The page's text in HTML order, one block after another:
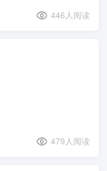
446人阅读
479人阅读